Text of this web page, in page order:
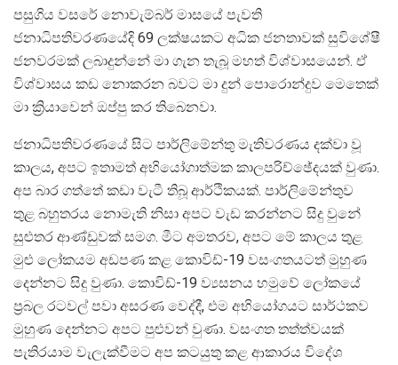
පසුගිය වසරේ නොවැම්බර් මාසයේ පැවති
ජනාධිපතිවරණයේදි 69 ලක්ෂයකට අධික ජනතාවක් සුවිශේෂී
ජනවරමක් ලබාදුන්නේ මා ගැන තැබූ මහත් විශ්වාසයෙන්. ඒ
විශ්වාසය කඩ නොකරන බවට මා දුන් පොරොන්දුව මෙතෙක්
මා ක්‍රියාවෙන් ඔප්පු කර තිබෙනවා.
ජනාධිපතිවරණයේ සිට පාර්ලිමේන්තු මැතිවරණය දක්වා වූ
කාලය, අපට ඉතාමත් අභියෝගාත්මක කාලපරිච්ඡේදයක් වුණා.
අප බාර ගත්තේ කඩා වැටී තිබූ ආර්ථිකයක්. පාර්ලිමේන්තුව
තුළ බහුතරය නොමැති නිසා අපට වැඩ කරන්නට සිදු වුනේ
සුළුතර ආණ්ඩුවක් සමග. මීට අමතරව, අපට මේ කාලය තුළ
මුළු ලෝකයම අඩපණ කළ කොවිඩ්-19 වසංගතයටත් මුහුණ
දෙන්නට සිදු වුණා. කොවිඩ්-19 ව්‍යසනය හමුවේ ලෝකයේ
ප්‍රබල රටවල් පවා අසරණ වෙද්දී, එම අභියෝගයට සාර්ථකව
මුහුණ දෙන්නට අපට පුළුවන් වුණා. වසංගත තත්ත්වයක්
පැතිරයාම වැලැක්වීමට අප කටයුතු කළ ආකාරය විදේශ